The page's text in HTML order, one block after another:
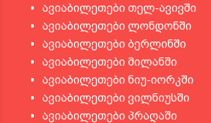
ავიაბილეთები თელ-ავივში
ავიაბილეთები ლონდონში
ავიაბილეთები ბერლინში
ავიაბილეთები მილანში
ავიაბილეთები ნიუ-იორკში
ავიაბილეთები ვილნიუსში
ავიაბილეთები პრაღაში